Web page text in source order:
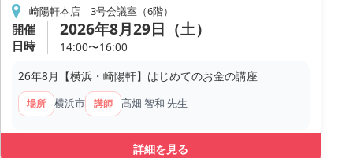
崎陽軒本店 3号会議室（6階）
開催
日時
2026年8月29日（土）
14:00〜16:00
26年8月【横浜・崎陽軒】はじめてのお金の講座
場所 横浜市 講師 髙畑 智和 先生
詳細を見る